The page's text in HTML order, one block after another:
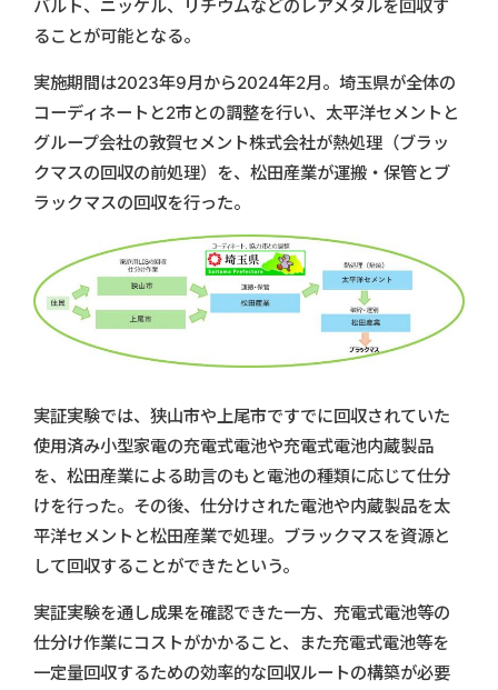
バルト、ニッケル、リチウムなどのレアメタルを回収す
ることが可能となる。
実施期間は2023年9月から2024年2月。埼玉県が全体の
コーディネートと2市との調整を行い、太平洋セメントと
グループ会社の敦賀セメント株式会社が熱処理（ブラッ
クマスの回収の前処理）を、松田産業が運搬・保管とブ
ラックマスの回収を行った。
実証実験では、狭山市や上尾市ですでに回収されていた
使用済み小型家電の充電式電池や充電式電池内蔵製品
を、松田産業による助言のもと電池の種類に応じて仕分
けを行った。その後、仕分けされた電池や内蔵製品を太
平洋セメントと松田産業で処理。ブラックマスを資源と
して回収することができたという。
実証実験を通し成果を確認できた一方、充電式電池等の
仕分け作業にコストがかかること、また充電式電池等を
一定量回収するための効率的な回収ルートの構築が必要